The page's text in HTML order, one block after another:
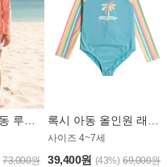
73,000원
사이즈 4~7세
39,400원 (43%) 69,000원